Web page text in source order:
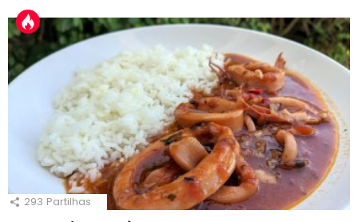
293 Partilhas